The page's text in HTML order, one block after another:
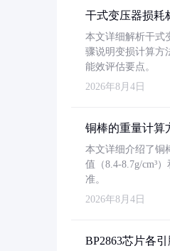
干式变压器损耗
本文详细解析干式
骤说明变损计算方
能效评估要点。
2026年8月4日
铜棒的重量计算
本文详细介绍了铜
值（8.4-8.7g/cm³
准。
2026年8月4日
BP2863芯片各